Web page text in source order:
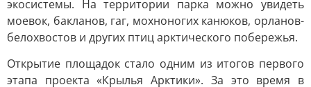
экосистемы. На территории парка можно увидеть
моевок, бакланов, гаг, мохноногих канюков, орланов-
белохвостов и других птиц арктического побережья.
Открытие площадок стало одним из итогов первого
этапа проекта «Крылья Арктики». За это время в